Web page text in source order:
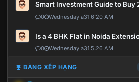
Smart Investment Guide to Buy
0 Wednesday a31 6:20 AM
Is a 4 BHK Flat in Noida
0 Wednesday a31 5:26 AM
BẢNG XẾP HẠNG